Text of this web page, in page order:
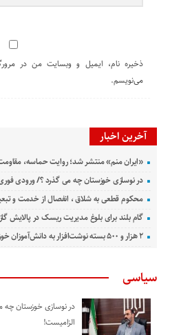
ذخیره نام، ایمیل و وبسایت من در
می‌نویسم.
آخرین اخبار
«ایران منم» منتشر شد؛ روایت حماسه،
در نوسازی خوزستان چه می گذرد ؟/ ورودی
محکوم قطعی به شلاق ، انفصال از خدمت و
گام بلند برای بلوغ مدیریت ریسک در پالایش
۲ هزار و ۵۰۰ بسته نوشت‌افزار به دانش‌آموزان خوزستان رسید
سیاسی
در نوسازی خوزستان چه
الزامیست!